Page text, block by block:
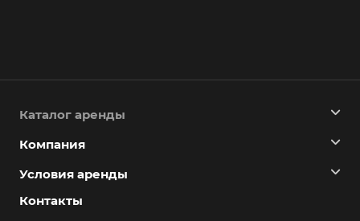
Каталог аренды
Компания
Условия аренды
Контакты